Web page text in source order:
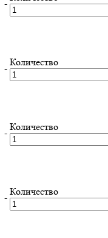
-
-
Количество
-
Количество
-
Количество